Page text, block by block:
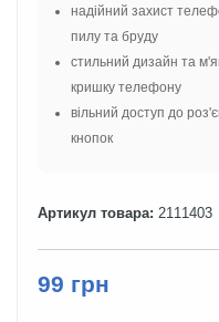
надійний захист
пилу та бруду
стильний дизайн та
кришку телефону
вільний доступ до
кнопок
Артикул товара: 2111403
99 грн